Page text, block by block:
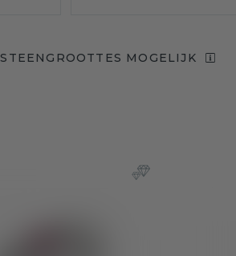
MOGELIJK